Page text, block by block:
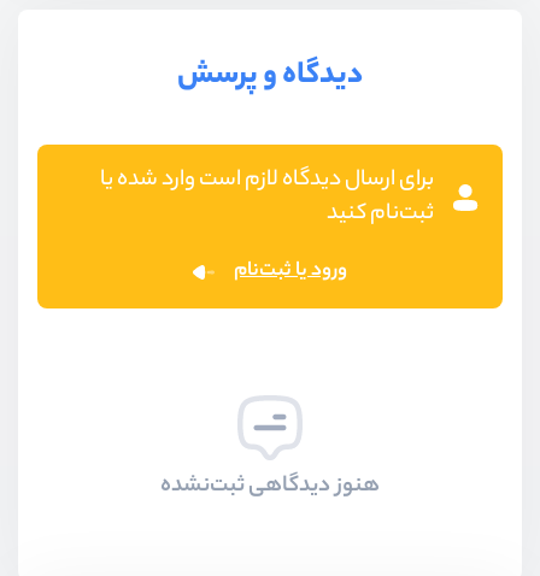
دیدگاه و پرسش
برای ارسال دیدگاه لازم است وارد شده یا
ثبت‌نام کنید
ورود یا ثبت‌نام
هنوز دیدگاهی ثبت‌نشده